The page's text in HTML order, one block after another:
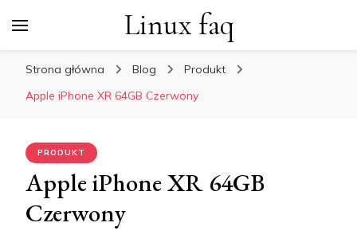
Linux faq
Strona główna Blog
Produkt
Apple iPhone XR 64GB Czerwony
PRODUKT
Apple iPhone XR 64GB
Czerwony